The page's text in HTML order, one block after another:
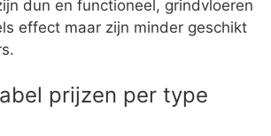
dun en functioneel, grindvloeren
effect maar zijn minder geschikt
prijzen per type